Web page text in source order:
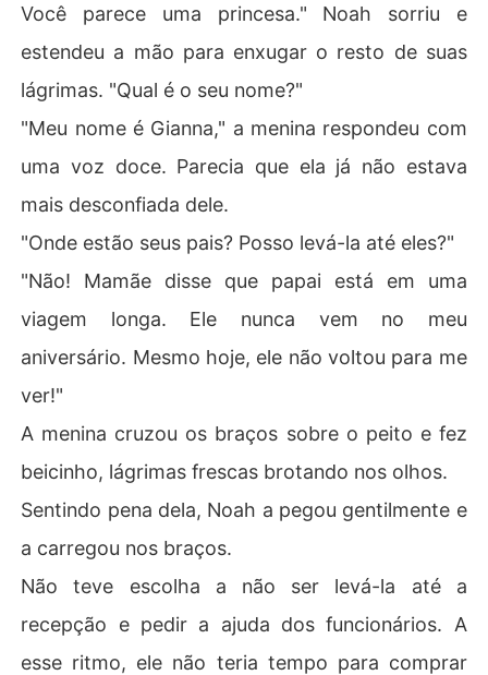
Você parece uma princesa." Noah sorriu e
estendeu a mão para enxugar o resto de suas
lágrimas. "Qual é o seu nome?"
"Meu nome é Gianna," a menina respondeu com
uma voz doce. Parecia que ela já não estava
mais desconfiada dele.
"Onde estão seus pais? Posso levá-la até eles?"
"Não! Mamãe disse que papai está em uma
viagem longa. Ele nunca vem no meu
aniversário. Mesmo hoje, ele não voltou para me
ver!"
A menina cruzou os braços sobre o peito e fez
beicinho, lágrimas frescas brotando nos olhos.
Sentindo pena dela, Noah a pegou gentilmente e
a carregou nos braços.
Não teve escolha a não ser levá-la até a
recepção e pedir a ajuda dos funcionários. A
esse ritmo, ele não teria tempo para comprar